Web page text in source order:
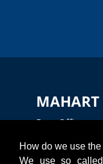
How do we use
We use so
MAHART
Port Office
H-1056
International